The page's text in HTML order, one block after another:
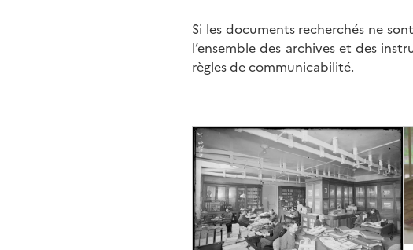
Si les documents recherchés ne
l’ensemble des archives et des
règles de communicabilité.